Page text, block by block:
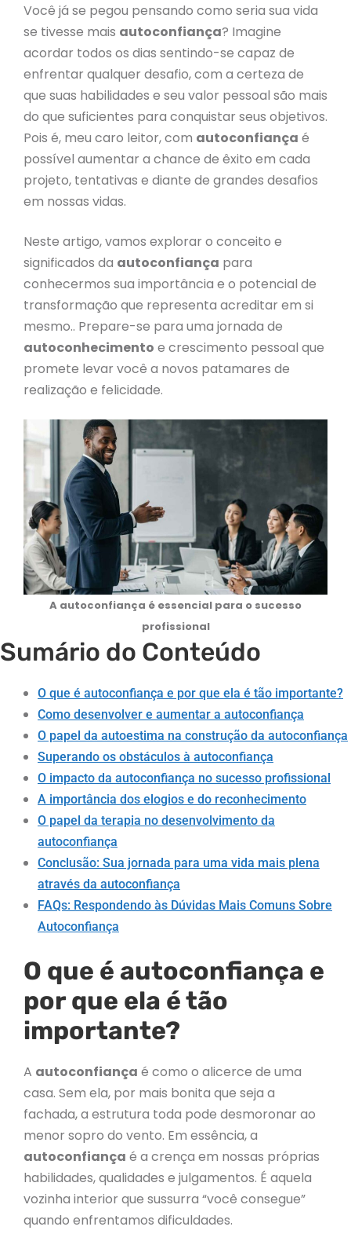
Você já se pegou pensando como seria sua vida
se tivesse mais autoconfiança? Imagine
acordar todos os dias sentindo-se capaz de
enfrentar qualquer desafio, com a certeza de
que suas habilidades e seu valor pessoal são mais
do que suficientes para conquistar seus objetivos.
Pois é, meu caro leitor, com autoconfiança é
possível aumentar a chance de êxito em cada
projeto, tentativas e diante de grandes desafios
em nossas vidas.
Neste artigo, vamos explorar o conceito e
significados da autoconfiança para
conhecermos sua importância e o potencial de
transformação que representa acreditar em si
mesmo.. Prepare-se para uma jornada de
autoconhecimento e crescimento pessoal que
promete levar você a novos patamares de
realização e felicidade.
A autoconfiança é essencial para o sucesso
profissional
Sumário do Conteúdo
O que é autoconfiança e por que ela é tão importante?
Como desenvolver e aumentar a autoconfiança
O papel da autoestima na construção da autoconfiança
Superando os obstáculos à autoconfiança
O impacto da autoconfiança no sucesso profissional
A importância dos elogios e do reconhecimento
O papel da terapia no desenvolvimento da
autoconfiança
Conclusão: Sua jornada para uma vida mais plena
através da autoconfiança
FAQs: Respondendo às Dúvidas Mais Comuns Sobre
Autoconfiança
O que é autoconfiança e
por que ela é tão
importante?
A autoconfiança é como o alicerce de uma
casa. Sem ela, por mais bonita que seja a
fachada, a estrutura toda pode desmoronar ao
menor sopro do vento. Em essência, a
autoconfiança é a crença em nossas próprias
habilidades, qualidades e julgamentos. É aquela
vozinha interior que sussurra “você consegue”
quando enfrentamos dificuldades.